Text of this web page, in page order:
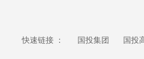
快速链接 ： 国投集团 国投